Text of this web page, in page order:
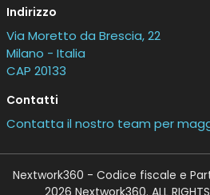
Indirizzo
Via Moretto da Brescia, 22
Milano - Italia
CAP 20133
Contatti
Contatta il nostro team per
Nextwork360 - Codice fiscale e